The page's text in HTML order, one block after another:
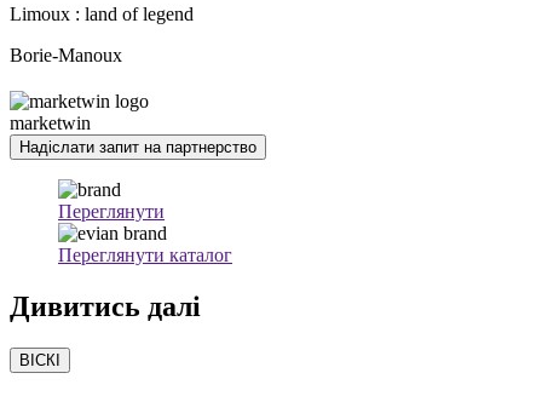
Limoux : land of legend
Borie-Manoux
marketwin
Надіслати запит на партнерство
Переглянути
Переглянути каталог
Дивитись далі
ВІСКІ